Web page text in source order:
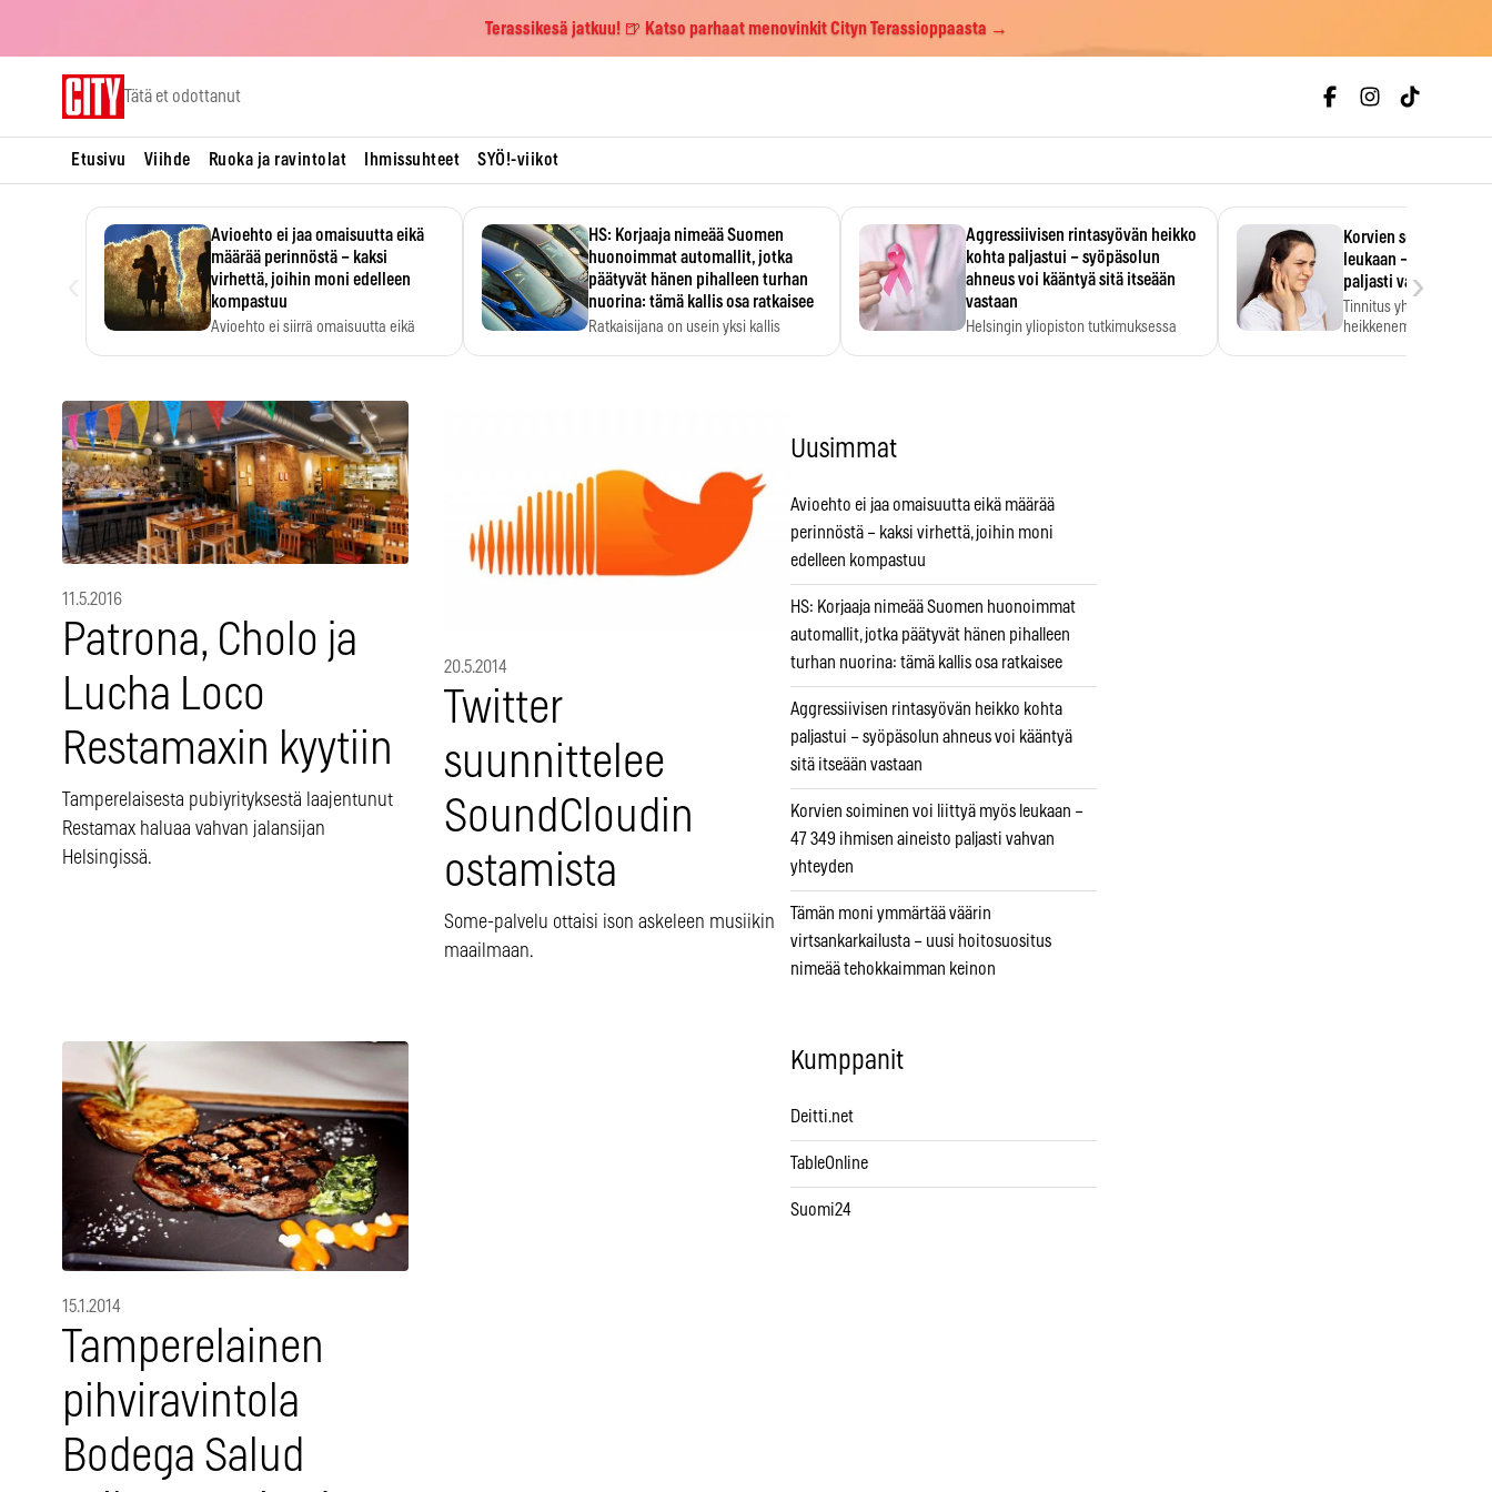
Terassikesä jatkuu! 🍺 Katso parhaat menovinkit Cityn Terassioppaasta →
Tätä et odottanut
Etusivu Viihde Ruoka ja ravintolat Ihmissuhteet SYÖ!-viikot
Avioehto ei jaa omaisuutta eikä
määrää perinnöstä – kaksi
virhettä, joihin moni edelleen
kompastuu
Avioehto ei siirrä omaisuutta eikä
HS: Korjaaja nimeää Suomen
huonoimmat automallit, jotka
päätyvät hänen pihalleen turhan
nuorina: tämä kallis osa ratkaisee
Ratkaisijana on usein yksi kallis
Aggressiivisen rintasyövän heikko
kohta paljastui – syöpäsolun
ahneus voi kääntyä sitä itseään
vastaan
Helsingin yliopiston tutkimuksessa
Korvien soiminen
leukaan – 47 349
paljasti vahvan
Tinnitus yhdistetään
heikkenemiseen.
›
11.5.2016
Patrona, Cholo ja
Lucha Loco
Restamaxin kyytiin
Tamperelaisesta pubiyrityksestä laajentunut
Restamax haluaa vahvan jalansijan
Helsingissä.
20.5.2014
Twitter
suunnittelee
SoundCloudin
ostamista
Some-palvelu ottaisi ison askeleen musiikin
maailmaan.
15.1.2014
Tamperelainen
pihviravintola
Bodega Salud
Uusimmat
Avioehto ei jaa omaisuutta eikä määrää
perinnöstä – kaksi virhettä, joihin moni
edelleen kompastuu
HS: Korjaaja nimeää Suomen huonoimmat
automallit, jotka päätyvät hänen pihalleen
turhan nuorina: tämä kallis osa ratkaisee
Aggressiivisen rintasyövän heikko kohta
paljastui – syöpäsolun ahneus voi kääntyä
sitä itseään vastaan
Korvien soiminen voi liittyä myös leukaan –
47 349 ihmisen aineisto paljasti vahvan
yhteyden
Tämän moni ymmärtää väärin
virtsankarkailusta – uusi hoitosuositus
nimeää tehokkaimman keinon
Kumppanit
Deitti.net
TableOnline
Suomi24